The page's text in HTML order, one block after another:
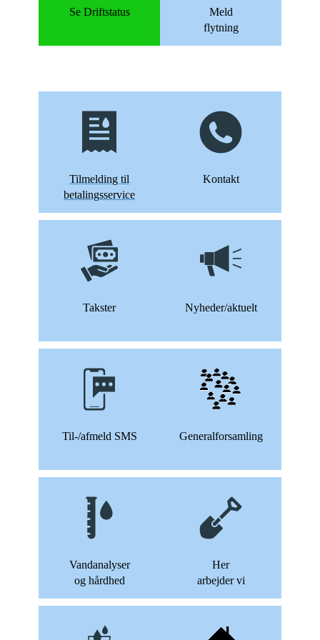
Se Driftstatus
Meld
flytning
Tilmelding til
betalingsservice
Kontakt
Takster Nyheder/aktuelt
Til-/afmeld SMS Generalforsamling
Vandanalyser
og hårdhed
Her
arbejder vi